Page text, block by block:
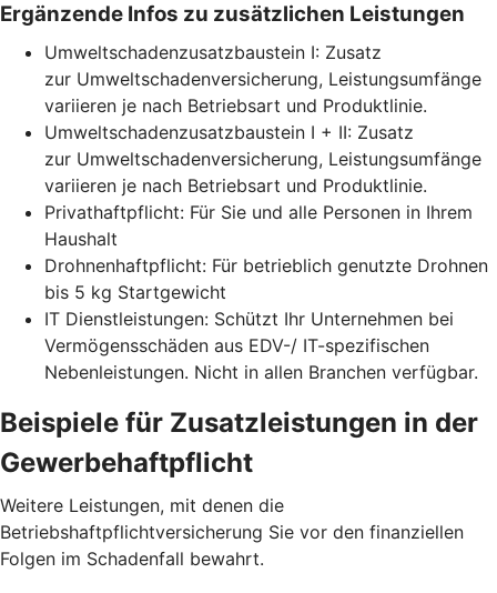
Ergänzende Infos zu zusätzlichen Leistungen
Umweltschadenzusatzbaustein I: Zusatz
zur Umweltschadenversicherung, Leistungsumfänge
variieren je nach Betriebsart und Produktlinie.
Umweltschadenzusatzbaustein I + II: Zusatz
zur Umweltschadenversicherung, Leistungsumfänge
variieren je nach Betriebsart und Produktlinie.
Privathaftpflicht: Für Sie und alle Personen in Ihrem
Haushalt
Drohnenhaftpflicht: Für betrieblich genutzte Drohnen
bis 5 kg Startgewicht
IT Dienstleistungen: Schützt Ihr Unternehmen bei
Vermögensschäden aus EDV-/ IT-spezifischen
Nebenleistungen. Nicht in allen Branchen verfügbar.
Beispiele für Zusatz­leistungen in der
Gewerbe­haftpflicht
Weitere Leistungen, mit denen die
Betriebshaftpflichtversicherung Sie vor den finanziellen
Folgen im Schadenfall bewahrt.